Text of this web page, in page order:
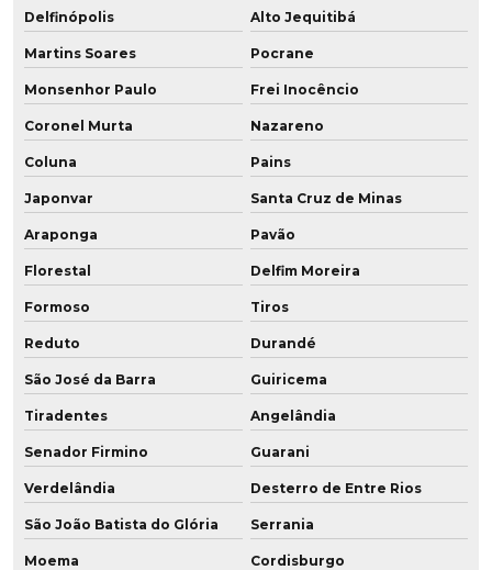
Delfinópolis Alto Jequitibá
Martins Soares Pocrane
Monsenhor Paulo Frei Inocêncio
Coronel Murta Nazareno
Coluna Pains
Japonvar Santa Cruz de Minas
Araponga Pavão
Florestal Delfim Moreira
Formoso Tiros
Reduto Durandé
São José da Barra Guiricema
Tiradentes Angelândia
Senador Firmino Guarani
Verdelândia Desterro de Entre Rios
São João Batista do Glória Serrania
Moema Cordisburgo